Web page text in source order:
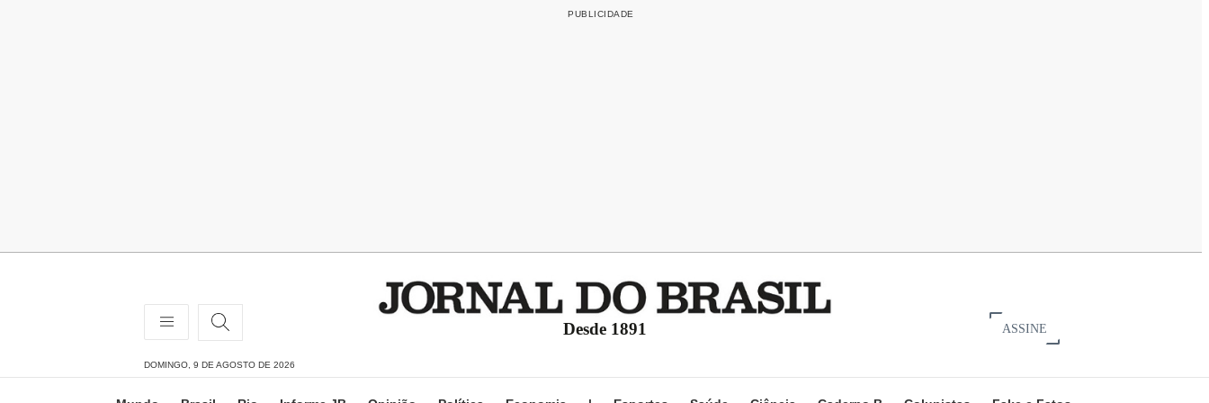
Desde 1891 ASSINE
DOMINGO, 9 DE AGOSTO DE 2026